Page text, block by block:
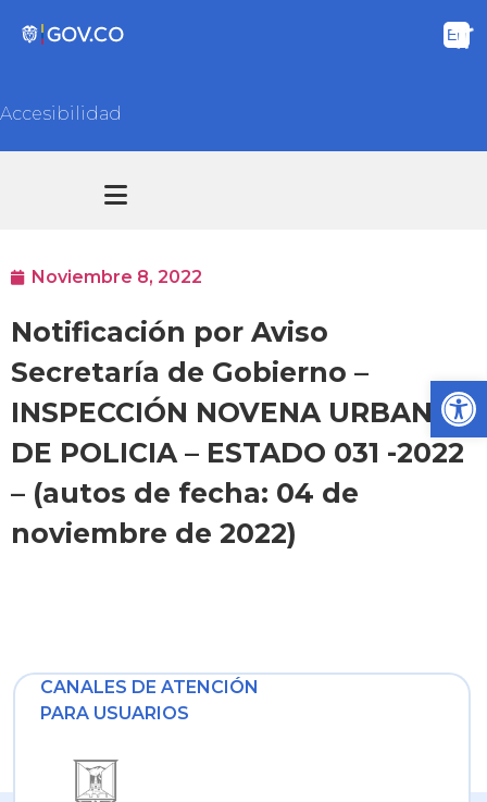
Accesibilidad
Noviembre 8, 2022
Notificación por Aviso
Secretaría de Gobierno –
INSPECCIÓN NOVENA URBANA
DE POLICIA – ESTADO 031 -2022
– (autos de fecha: 04 de
noviembre de 2022)
CANALES DE ATENCIÓN
PARA USUARIOS